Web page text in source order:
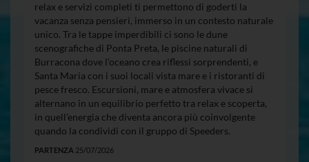
relax e servizi completi ti permettono di goderti la
vacanza senza pensieri, immerso in un contesto naturale
unico. Tra le tappe imperdibili ci sono le dune
scenografiche di Ponta Preta, le piscine naturali di
Burracona dove l’oceano crea riflessi sorprendenti, e
Santa Maria con i suoi locali vista mare e i ristoranti di
pesce fresco. Escursioni, mare e atmosfera vivace si
alternano in un equilibrio perfetto tra relax e scoperta,
in quell’energia che diventa ancora più coinvolgente
quando la condividi con il gruppo di Speeders.
PARTENZA 25/07/2026